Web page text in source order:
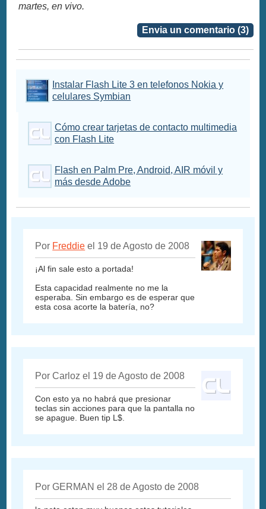
martes, en vivo.
Envia un comentario (3)
Instalar Flash Lite 3 en telefonos Nokia y
celulares Symbian
Cómo crear tarjetas de contacto multimedia
con Flash Lite
Flash en Palm Pre, Android, AIR móvil y
más desde Adobe
Por Freddie el 19 de Agosto de 2008
¡Al fin sale esto a portada!
Esta capacidad realmente no me la
esperaba. Sin embargo es de esperar que
esta cosa acorte la batería, no?
Por Carloz el 19 de Agosto de 2008
Con esto ya no habrá que presionar
teclas sin acciones para que la pantalla no
se apague. Buen tip L$.
Por GERMAN el 28 de Agosto de 2008